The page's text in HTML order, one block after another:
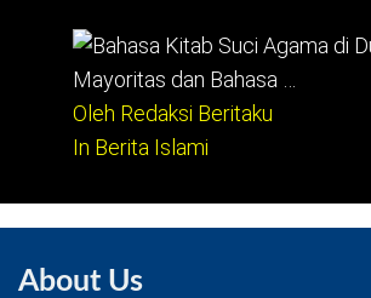
Mayoritas dan Bahasa …
Oleh Redaksi Beritaku
In Berita Islami
About Us